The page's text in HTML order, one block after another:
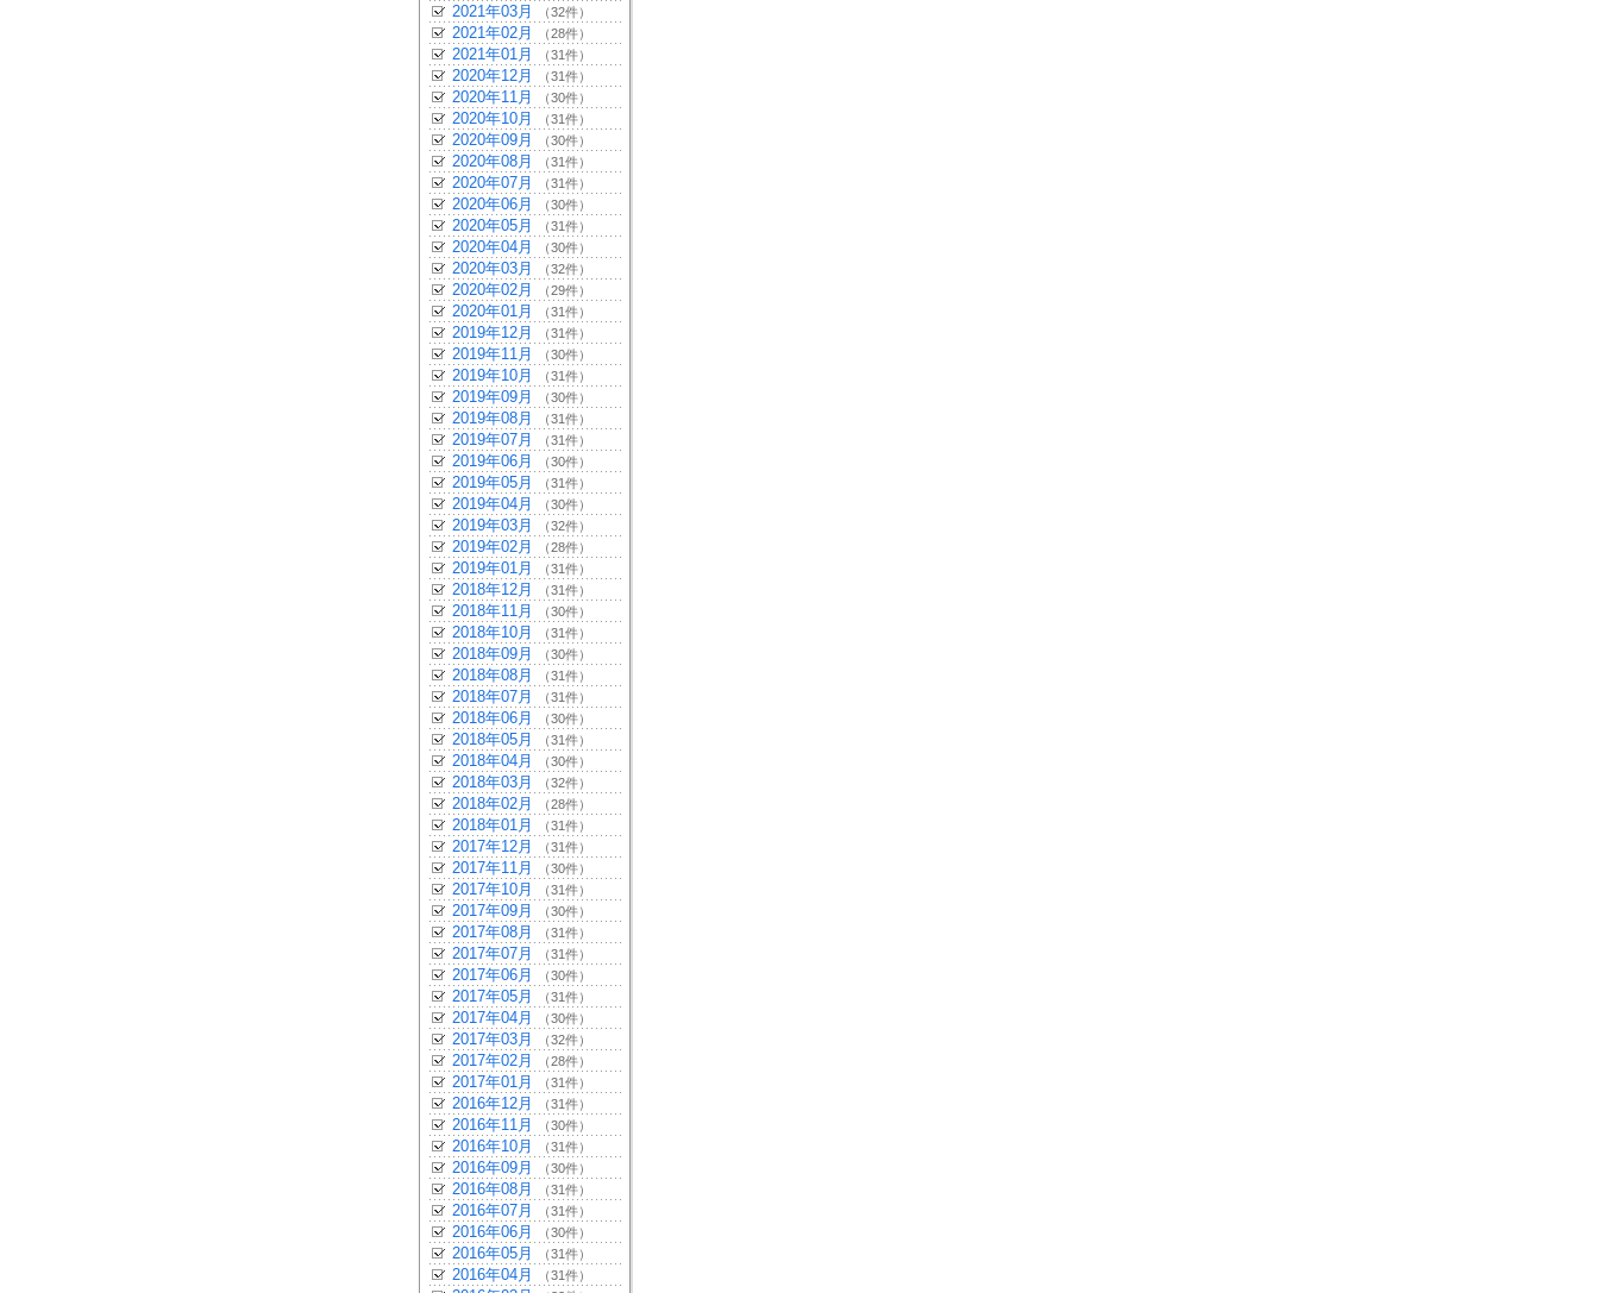
2021年03月 （32件）
2021年02月 （28件）
2021年01月 （31件）
2020年12月 （31件）
2020年11月 （30件）
2020年10月 （31件）
2020年09月 （30件）
2020年08月 （31件）
2020年07月 （31件）
2020年06月 （30件）
2020年05月 （31件）
2020年04月 （30件）
2020年03月 （32件）
2020年02月 （29件）
2020年01月 （31件）
2019年12月 （31件）
2019年11月 （30件）
2019年10月 （31件）
2019年09月 （30件）
2019年08月 （31件）
2019年07月 （31件）
2019年06月 （30件）
2019年05月 （31件）
2019年04月 （30件）
2019年03月 （32件）
2019年02月 （28件）
2019年01月 （31件）
2018年12月 （31件）
2018年11月 （30件）
2018年10月 （31件）
2018年09月 （30件）
2018年08月 （31件）
2018年07月 （31件）
2018年06月 （30件）
2018年05月 （31件）
2018年04月 （30件）
2018年03月 （32件）
2018年02月 （28件）
2018年01月 （31件）
2017年12月 （31件）
2017年11月 （30件）
2017年10月 （31件）
2017年09月 （30件）
2017年08月 （31件）
2017年07月 （31件）
2017年06月 （30件）
2017年05月 （31件）
2017年04月 （30件）
2017年03月 （32件）
2017年02月 （28件）
2017年01月 （31件）
2016年12月 （31件）
2016年11月 （30件）
2016年10月 （31件）
2016年09月 （30件）
2016年08月 （31件）
2016年07月 （31件）
2016年06月 （30件）
2016年05月 （31件）
2016年04月 （31件）